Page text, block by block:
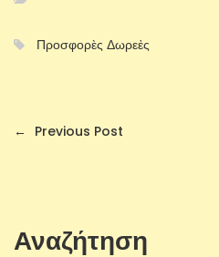
Προσφορὲς Δωρεἐς
← Previous Post
Αναζήτηση